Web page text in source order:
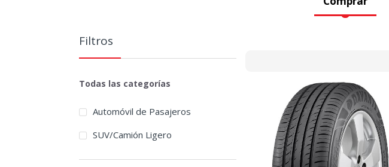
Filtros
Todas las categorías
Automóvil de Pasajeros
SUV/Camión Ligero